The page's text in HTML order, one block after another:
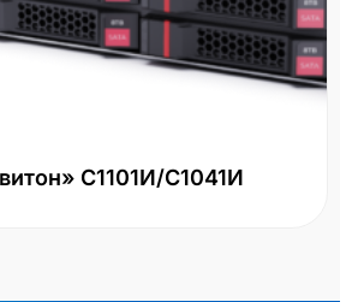
С1101И/С1041И